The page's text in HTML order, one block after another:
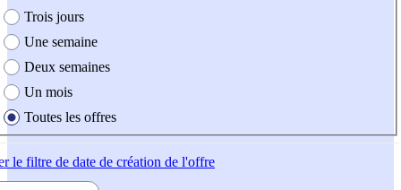
Trois jours
Une semaine
Deux semaines
Un mois
Toutes les offres
le filtre de date de création de l'offre